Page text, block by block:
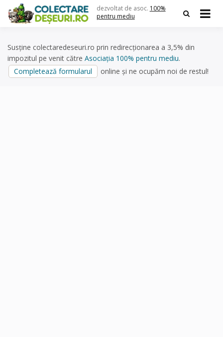
content
dezvoltat de asoc. 100%
pentru mediu
Susține colectaredeseuri.ro prin redirecționarea a 3,5% din
impozitul pe venit către Asociația 100% pentru mediu.
Completează formularul
online și ne ocupăm noi de restul!